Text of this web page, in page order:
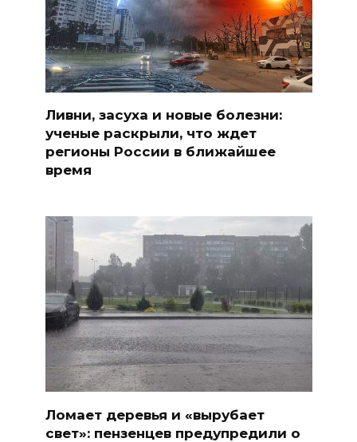
Ливни, засуха и новые болезни:
ученые раскрыли, что ждет
регионы России в ближайшее
время
Ломает деревья и «вырубает
свет»: пензенцев предупредили о